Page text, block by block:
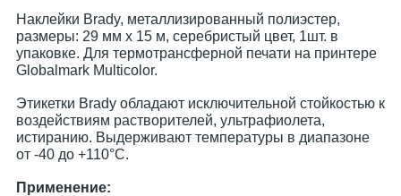
Наклейки Brady, металлизированный полиэстер,
размеры: 29 мм x 15 м, серебристый цвет, 1шт. в
упаковке. Для термотрансферной печати на принтере
Globalmark Multicolor.
Этикетки Brady обладают исключительной стойкостью к
воздействиям растворителей, ультрафиолета,
истиранию. Выдерживают температуры в диапазоне
от -40 до +110°С.
Применение: